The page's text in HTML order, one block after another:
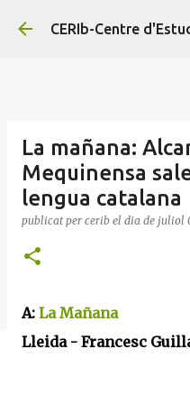
Salta al
CERIb-Centre
La mañana:
Mequinensa
lengua catalana
publicat per cerib el dia de juliol
A: La Mañana
Lleida - Francesc